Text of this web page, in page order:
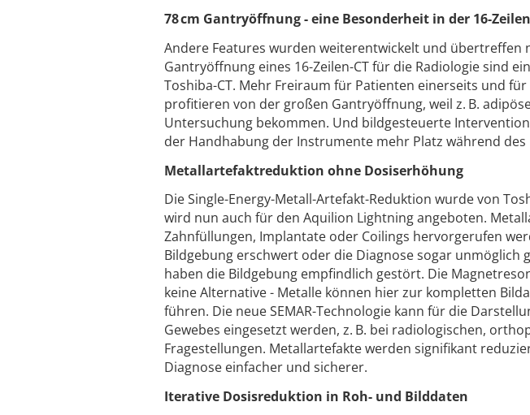
78 cm Gantryöffnung - eine ­Besonderheit in der 16-
Andere Features wurden weiterentwickelt und übertreffen
Gantryöffnung eines 16-Zeilen-CT für die Radiologie sind
Toshiba-CT. Mehr Freiraum für Patienten einerseits und
profitieren von der großen Gantryöffnung, weil z. B.
Untersuchung bekommen. Und bildgesteuerte
der Handhabung der Instrumente mehr Platz während
Metallartefaktreduktion ohne Dosiserhöhung
Die Single-Energy-Metall-Artefakt-Reduktion wurde von
wird nun auch für den Aquilion Lightning angeboten.
Zahnfüllungen, Implantate oder Coilings hervorgerufen
Bildgebung erschwert oder die Diagnose sogar unmöglich
haben die Bildgebung empfindlich gestört. Die
keine Alternative - Metalle können hier zur kompletten
führen. Die neue SEMAR-Technologie kann für die
Gewebes eingesetzt werden, z. B. bei radiologischen,
Fragestellungen. Metallartefakte werden signifikant
Diagnose einfacher und sicherer.
Iterative Dosisreduktion in ­­Roh- und Bilddaten